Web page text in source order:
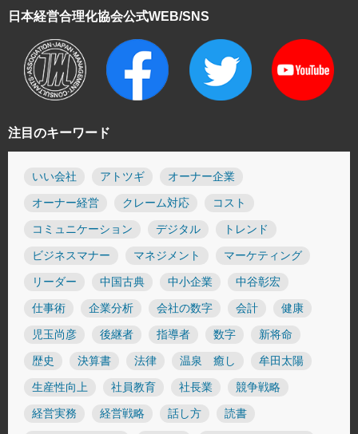
注目のキーワード
いい会社 アトツギ オーナー企業
オーナー経営 クレーム対応 コスト
コミュニケーション デジタル トレンド
ビジネスマナー マネジメント マーケティング
リーダー 中国古典 中小企業 中谷彰宏
仕事術 企業分析 会社の数字 会計 健康
児玉尚彦 後継者 指導者 数字 新将命
歴史 決算書 法律 温泉 癒し 牟田太陽
生産性向上 社員教育 社長業 競争戦略
経営実務 経営戦略 話し方 読書
日本経営合理化協会公式WEB/SNS